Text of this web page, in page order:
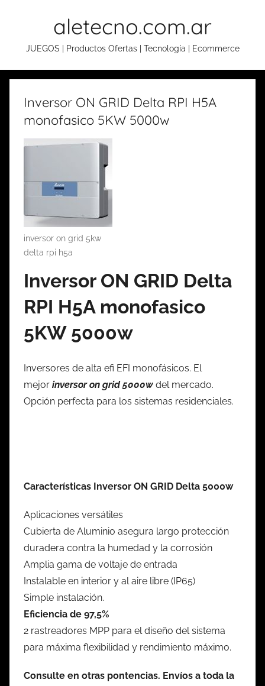
aletecno.com.ar
JUEGOS | Productos Ofertas | Tecnología | Ecommerce
Inversor ON GRID Delta RPI H5A
monofasico 5KW 5000w
inversor on grid 5kw
delta rpi h5a
Inversor ON GRID Delta
RPI H5A monofasico
5KW 5000w
Inversores de alta efi EFI monofásicos. El
mejor inversor on grid 5000w del mercado.
Opción perfecta para los sistemas residenciales.
Características Inversor ON GRID Delta 5000w
Aplicaciones versátiles
Cubierta de Aluminio asegura largo protección
duradera contra la humedad y la corrosión
Amplia gama de voltaje de entrada
Instalable en interior y al aire libre (IP65)
Simple instalación.
Eficiencia de 97,5%
2 rastreadores MPP para el diseño del sistema
para máxima flexibilidad y rendimiento máximo.
Consulte en otras pontencias. Envíos a toda la